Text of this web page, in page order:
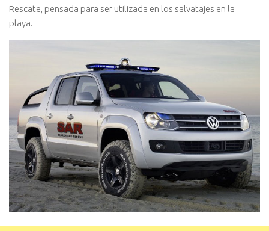
Rescate, pensada para ser utilizada en los salvatajes en la
playa.